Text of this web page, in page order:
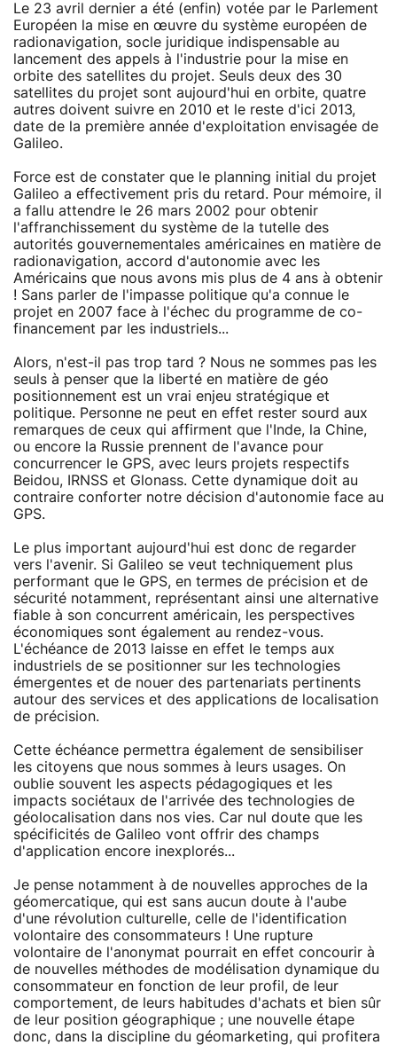
Le 23 avril dernier a été (enfin) votée par le Parlement
Européen la mise en œuvre du système européen de
radionavigation, socle juridique indispensable au
lancement des appels à l'industrie pour la mise en
orbite des satellites du projet. Seuls deux des 30
satellites du projet sont aujourd'hui en orbite, quatre
autres doivent suivre en 2010 et le reste d'ici 2013,
date de la première année d'exploitation envisagée de
Galileo.
Force est de constater que le planning initial du projet
Galileo a effectivement pris du retard. Pour mémoire, il
a fallu attendre le 26 mars 2002 pour obtenir
l'affranchissement du système de la tutelle des
autorités gouvernementales américaines en matière de
radionavigation, accord d'autonomie avec les
Américains que nous avons mis plus de 4 ans à obtenir
! Sans parler de l'impasse politique qu'a connue le
projet en 2007 face à l'échec du programme de co-
financement par les industriels...
Alors, n'est-il pas trop tard ? Nous ne sommes pas les
seuls à penser que la liberté en matière de géo
positionnement est un vrai enjeu stratégique et
politique. Personne ne peut en effet rester sourd aux
remarques de ceux qui affirment que l'Inde, la Chine,
ou encore la Russie prennent de l'avance pour
concurrencer le GPS, avec leurs projets respectifs
Beidou, IRNSS et Glonass. Cette dynamique doit au
contraire conforter notre décision d'autonomie face au
GPS.
Le plus important aujourd'hui est donc de regarder
vers l'avenir. Si Galileo se veut techniquement plus
performant que le GPS, en termes de précision et de
sécurité notamment, représentant ainsi une alternative
fiable à son concurrent américain, les perspectives
économiques sont également au rendez-vous.
L'échéance de 2013 laisse en effet le temps aux
industriels de se positionner sur les technologies
émergentes et de nouer des partenariats pertinents
autour des services et des applications de localisation
de précision.
Cette échéance permettra également de sensibiliser
les citoyens que nous sommes à leurs usages. On
oublie souvent les aspects pédagogiques et les
impacts sociétaux de l'arrivée des technologies de
géolocalisation dans nos vies. Car nul doute que les
spécificités de Galileo vont offrir des champs
d'application encore inexplorés...
Je pense notamment à de nouvelles approches de la
géomercatique, qui est sans aucun doute à l'aube
d'une révolution culturelle, celle de l'identification
volontaire des consommateurs ! Une rupture
volontaire de l'anonymat pourrait en effet concourir à
de nouvelles méthodes de modélisation dynamique du
consommateur en fonction de leur profil, de leur
comportement, de leurs habitudes d'achats et bien sûr
de leur position géographique ; une nouvelle étape
donc, dans la discipline du géomarketing, qui profitera